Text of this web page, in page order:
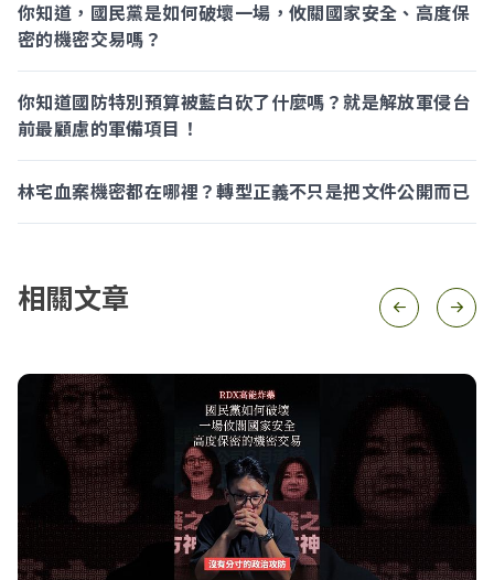
你知道，國民黨是如何破壞一場，攸關國家安全、高度保
密的機密交易嗎？
你知道國防特別預算被藍白砍了什麼嗎？就是解放軍侵台
前最顧慮的軍備項目！
林宅血案機密都在哪裡？轉型正義不只是把文件公開而已
相關文章